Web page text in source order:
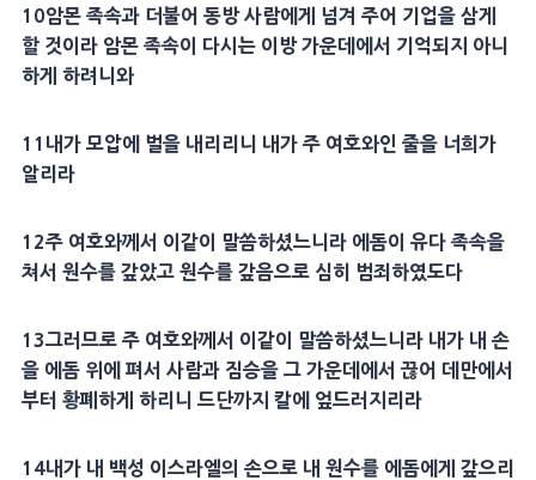
10암몬 족속과 더불어 동방 사람에게 넘겨 주어 기업을 삼게
할 것이라 암몬 족속이 다시는 이방 가운데에서 기억되지 아니
하게 하려니와
11내가 모압에 벌을 내리리니 내가 주 여호와인 줄을 너희가
알리라
12주 여호와께서 이같이 말씀하셨느니라 에돔이 유다 족속을
쳐서 원수를 갚았고 원수를 갚음으로 심히 범죄하였도다
13그러므로 주 여호와께서 이같이 말씀하셨느니라 내가 내 손
을 에돔 위에 펴서 사람과 짐승을 그 가운데에서 끊어 데만에서
부터 황폐하게 하리니 드단까지 칼에 엎드러지리라
14내가 내 백성 이스라엘의 손으로 내 원수를 에돔에게 갚으리